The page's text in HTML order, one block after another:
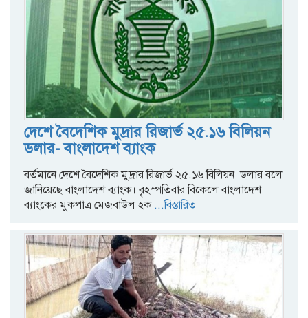
দেশে বৈদেশিক মুদ্রার রিজার্ভ ২৫.১৬ বিলিয়ন
ডলার- বাংলাদেশ ব্যাংক
বর্তমানে দেশে বৈদেশিক মুদ্রার রিজার্ভ ২৫.১৬ বিলিয়ন ডলার বলে
জানিয়েছে বাংলাদেশ ব্যাংক। বৃহস্পতিবার বিকেলে বাংলাদেশ
ব্যাংকের মুকপাত্র মেজবাউল হক...বিস্তারিত